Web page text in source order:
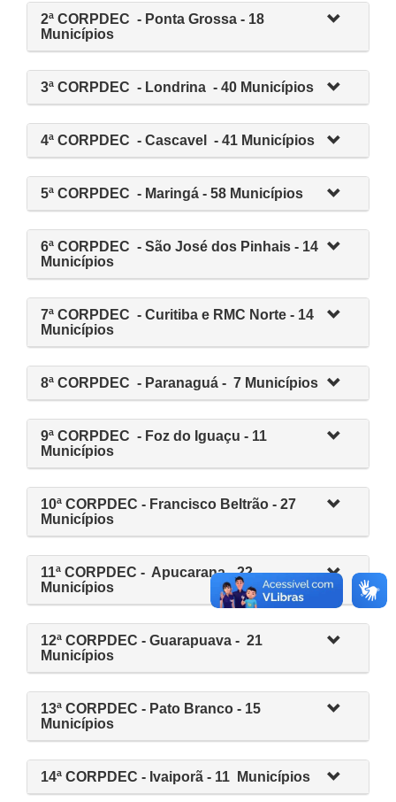
2ª CORPDEC - Ponta Grossa - 18
Municípios
3ª CORPDEC - Londrina - 40 Municípios
4ª CORPDEC - Cascavel - 41 Municípios
5ª CORPDEC - Maringá - 58 Municípios
6ª CORPDEC - São José dos Pinhais - 14
Municípios
7ª CORPDEC - Curitiba e RMC Norte - 14
Municípios
8ª CORPDEC - Paranaguá - 7 Municípios
9ª CORPDEC - Foz do Iguaçu - 11
Municípios
10ª CORPDEC - Francisco Beltrão - 27
Municípios
11ª CORPDEC - Apucarana - 22
Municípios
12ª CORPDEC - Guarapuava - 21
Municípios
13ª CORPDEC - Pato Branco - 15
Municípios
14ª CORPDEC - Ivaiporã - 11 Municípios